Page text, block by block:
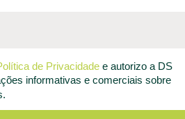
de Privacidade e autorizo a DS
informativas e comerciais sobre